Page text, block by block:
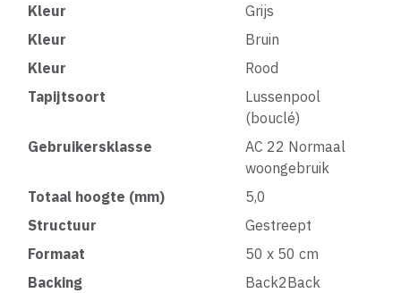
Kleur
Grijs
Kleur
Bruin
Kleur
Rood
Tapijtsoort
Lussenpool
(bouclé)
Gebruikersklasse
AC 22 Normaal
woongebruik
Totaal hoogte (mm)
5,0
Structuur
Gestreept
Formaat
50 x 50 cm
Backing
Back2Back